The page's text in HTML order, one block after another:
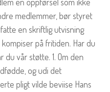
en oppførsel som ikke
medlemmer, bør styret
en skriftlig utvisning
på fritiden. Har du
du vår støtte. 1. Om den
og udi det
pligt vilde beviise Hans